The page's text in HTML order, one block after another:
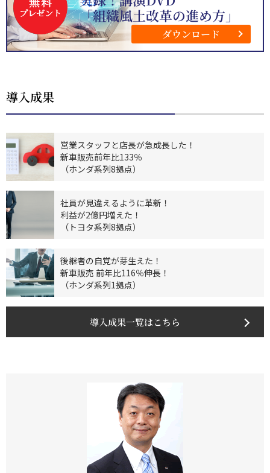
「組織風土改革の進め方」
ダウンロード
導入成果
営業スタッフと店長が急成長した！
新車販売前年比133％
（ホンダ系列8拠点）
社員が見違えるように革新！
利益が2億円増えた！
（トヨタ系列8拠点）
後継者の自覚が芽生えた！
新車販売 前年比116％伸長！
（ホンダ系列1拠点）
導入成果一覧はこちら